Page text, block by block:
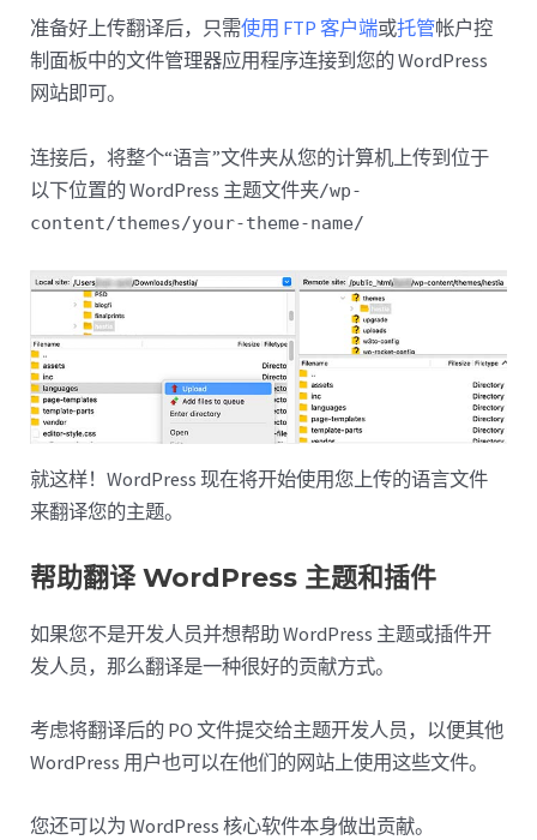
准备好上传翻译后，只需使用 FTP 客户端或托管帐户控
制面板中的文件管理器应用程序连接到您的 WordPress
网站即可。
连接后，将整个“语言”文件夹从您的计算机上传到位于
以下位置的 WordPress 主题文件夹/wp-
content/themes/your-theme-name/
就这样！WordPress 现在将开始使用您上传的语言文件
来翻译您的主题。
帮助翻译 WordPress 主题和插件
如果您不是开发人员并想帮助 WordPress 主题或插件开
发人员，那么翻译是一种很好的贡献方式。
考虑将翻译后的 PO 文件提交给主题开发人员，以便其他
WordPress 用户也可以在他们的网站上使用这些文件。
您还可以为 WordPress 核心软件本身做出贡献。